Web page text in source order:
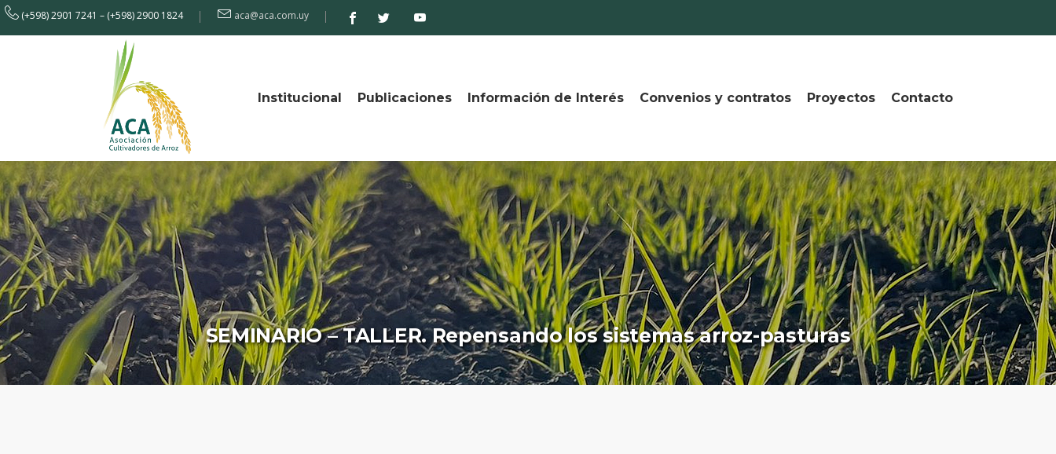
(+598) 2901 7241 – (+598) 2900 1824 aca@aca.com.uy
Institucional Publicaciones Información de Interés Convenios y contratos Proyectos Contacto
SEMINARIO – TALLER. Repensando los sistemas arroz-pasturas